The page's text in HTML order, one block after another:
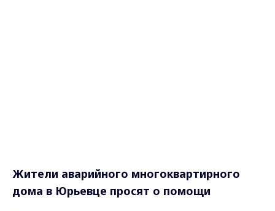
Жители аварийного многоквартирного
дома в Юрьевце просят о помощи